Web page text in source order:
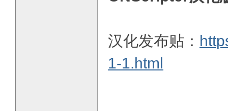
汉化发布贴：
1-1.html